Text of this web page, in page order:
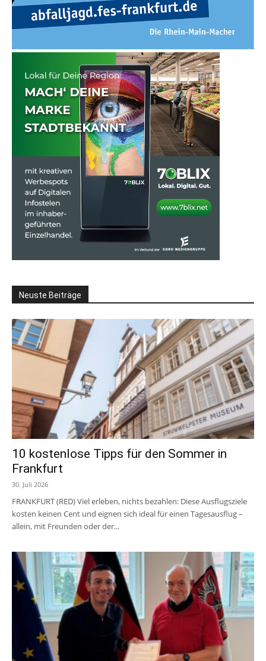
Neuste Beiträge
10 kostenlose Tipps für den Sommer in
Frankfurt
30. Juli 2026
FRANKFURT (RED) Viel erleben, nichts bezahlen: Diese Ausflugsziele
kosten keinen Cent und eignen sich ideal für einen Tagesausflug –
allein, mit Freunden oder der...